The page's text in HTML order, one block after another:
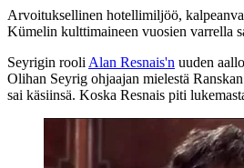
Arvoituksellinen hotellimiljöö,
Kümelin kulttimaineen vuosien varrella
Seyrigin rooli Alan Resnais'n uuden
Olihan Seyrig ohjaajan mielestä
sai käsiinsä. Koska Resnais piti